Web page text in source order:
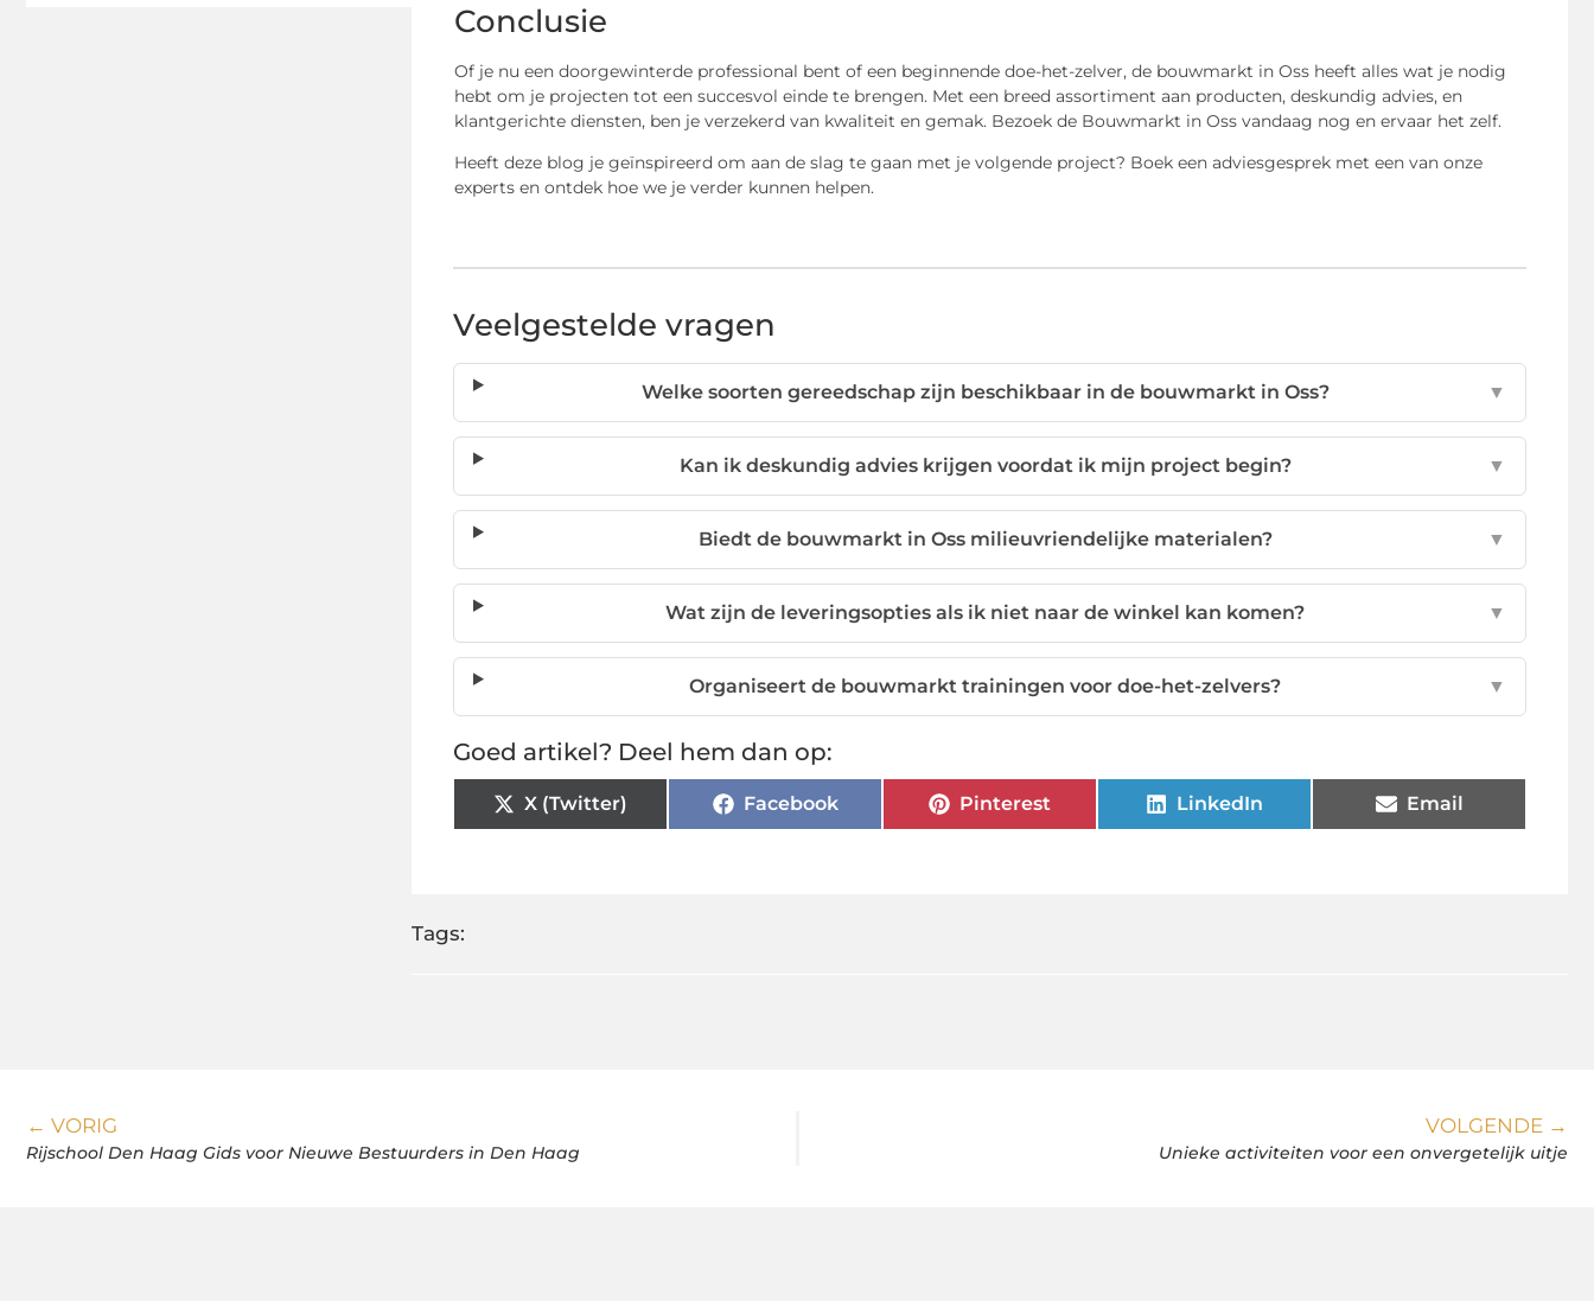
Conclusie
Of je nu een doorgewinterde professional bent of een beginnende doe-het-zelver, de bouwmarkt in Oss heeft alles wat je nodig
hebt om je projecten tot een succesvol einde te brengen. Met een breed assortiment aan producten, deskundig advies, en
klantgerichte diensten, ben je verzekerd van kwaliteit en gemak. Bezoek de Bouwmarkt in Oss vandaag nog en ervaar het zelf.
Heeft deze blog je geïnspireerd om aan de slag te gaan met je volgende project? Boek een adviesgesprek met een van onze
experts en ontdek hoe we je verder kunnen helpen.
Veelgestelde vragen
Welke soorten gereedschap zijn beschikbaar in de bouwmarkt in Oss? ▼
Kan ik deskundig advies krijgen voordat ik mijn project begin? ▼
Biedt de bouwmarkt in Oss milieuvriendelijke materialen? ▼
Wat zijn de leveringsopties als ik niet naar de winkel kan komen? ▼
Organiseert de bouwmarkt trainingen voor doe-het-zelvers? ▼
Goed artikel? Deel hem dan op:
X (Twitter) Facebook Pinterest LinkedIn Email
Tags:
← VORIG
Rijschool Den Haag Gids voor Nieuwe Bestuurders in Den Haag
VOLGENDE →
Unieke activiteiten voor een onvergetelijk uitje